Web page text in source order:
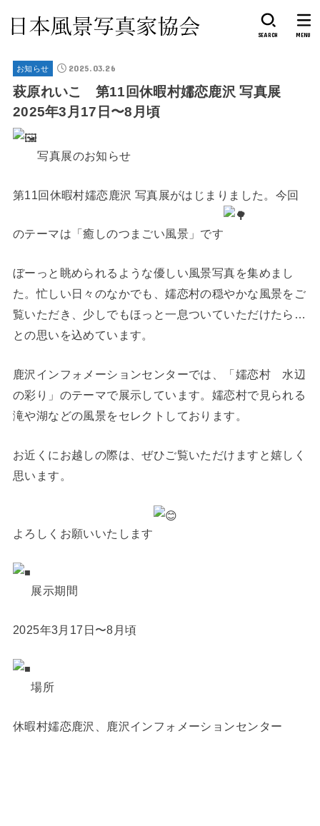
SEARCH MENU
お知らせ 2025.03.26
萩原れいこ 第11回休暇村嬬恋鹿沢 写真展
2025年3月17日〜8月頃
写真展のお知らせ
第11回休暇村嬬恋鹿沢 写真展がはじまりました。今回
のテーマは「癒しのつまごい風景」です
ぼーっと眺められるような優しい風景写真を集めまし
た。忙しい日々のなかでも、嬬恋村の穏やかな風景をご
覧いただき、少しでもほっと一息ついていただけたら…
との思いを込めています。
鹿沢インフォメーションセンターでは、「嬬恋村 水辺
の彩り」のテーマで展示しています。嬬恋村で見られる
滝や湖などの風景をセレクトしております。
お近くにお越しの際は、ぜひご覧いただけますと嬉しく
思います。
よろしくお願いいたします
展示期間
2025年3月17日〜8月頃
場所
休暇村嬬恋鹿沢、鹿沢インフォメーションセンター